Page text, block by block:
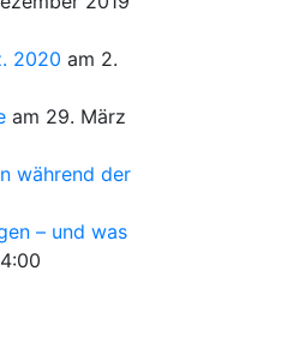
2020 am 2.
am 29. März
während der
– und was